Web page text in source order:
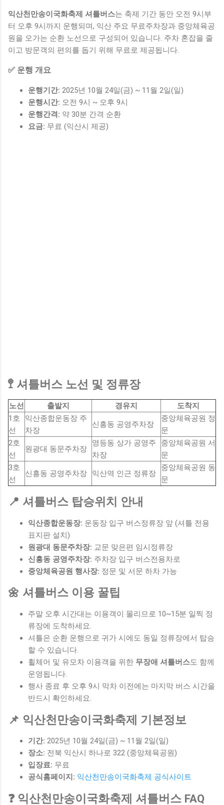
익산천만송이국화축제 셔틀버스는 축제 기간 동안 오전 9시부
터 오후 9시까지 운행되며, 익산 주요 무료주차장과 중앙체육공
원을 오가는 순환 노선으로 구성되어 있습니다. 주차 혼잡을 줄
이고 방문객의 편의를 돕기 위해 무료로 제공됩니다.
✅ 운행 개요
운행기간: 2025년 10월 24일(금) ~ 11월 2일(일)
운행시간: 오전 9시 ~ 오후 9시
운행간격: 약 30분 간격 순환
요금: 무료 (익산시 제공)
🚏 셔틀버스 노선 및 정류장
노선 출발지 경유지
도착지
1호
선
익산종합운동장 주
차장
신흥동 공영주차장
중앙체육공원 정
문
2호
선
원광대 동문주차장
영등동 상가 공영주
차장
중앙체육공원 서
문
3호
선
신흥동 공영주차장 익산역 인근 정류장
중앙체육공원 동
문
📍 셔틀버스 탑승위치 안내
익산종합운동장: 운동장 입구 버스정류장 앞 (셔틀 전용
표지판 설치)
원광대 동문주차장: 교문 맞은편 임시정류장
신흥동 공영주차장: 주차장 입구 버스전용차로
중앙체육공원 행사장: 정문 및 서문 하차 가능
🌼 셔틀버스 이용 꿀팁
주말 오후 시간대는 이용객이 몰리므로 10~15분 일찍 정
류장에 도착하세요.
셔틀은 순환 운행으로 귀가 시에도 동일 정류장에서 탑승
할 수 있습니다.
휠체어 및 유모차 이용객을 위한 무장애 셔틀버스도 함께
운영됩니다.
행사 종료 후 오후 9시 막차 이전에는 마지막 버스 시간을
반드시 확인하세요.
📌 익산천만송이국화축제 기본정보
기간: 2025년 10월 24일(금) ~ 11월 2일(일)
장소: 전북 익산시 하나로 322 (중앙체육공원)
입장료: 무료
공식홈페이지: 익산천만송이국화축제 공식사이트
❓ 익산천만송이국화축제 셔틀버스 FAQ